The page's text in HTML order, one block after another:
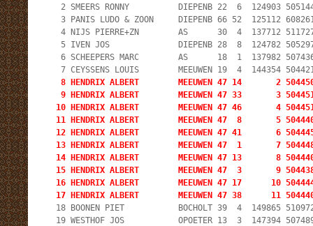
2 SMEERS RONNY          DIEPENB 22  6
3 PANIS LUDO & ZOON     DIEPENB 66 52
4 NIJS PIERRE+ZN        AS      30  4
5 IVEN JOS              DIEPENB 28  8
6 SCHEEPERS MARC        AS      18  1
8 HENDRIX ALBERT        MEEUWEN 47 14
9 HENDRIX ALBERT        MEEUWEN 47 33
10 HENDRIX ALBERT        MEEUWEN 47 46
11 HENDRIX ALBERT        MEEUWEN 47  8
12 HENDRIX ALBERT        MEEUWEN 47 41
13 HENDRIX ALBERT        MEEUWEN 47  1
14 HENDRIX ALBERT        MEEUWEN 47 13
15 HENDRIX ALBERT        MEEUWEN 47  3
16 HENDRIX ALBERT        MEEUWEN 47 17
17 HENDRIX ALBERT        MEEUWEN 47 38      11
18 BOONEN PIET           BOCHOLT 39  4
19 WESTHOF JOS           OPOETER 13  3